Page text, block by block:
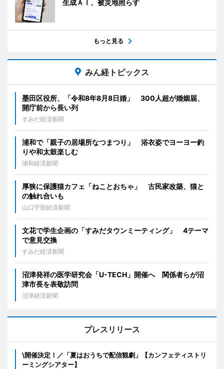
生成ＡＩ、被災地照らす
もっと見る
みん経トピックス
墨田区役所、「令和8年8月8日婚」 300人超が婚姻届、
開庁前から長い列
すみだ経済新聞
浦和で「親子の居場所なつまつり」 浴衣姿でヨーヨー釣
りや和太鼓楽しむ
浦和経済新聞
厚狭に保護猫カフェ「ねことおちゃ」 古民家改築、猫と
の触れ合いも
山口宇部経済新聞
文花で学生企画の「すみだタウンミーティング」 4テーマ
で意見交換
すみだ経済新聞
沼津発祥の医学研究会「U-TECH」開催へ 関係者らが沼
津市長を表敬訪問
沼津経済新聞
プレスリリース
\開催決定！／「夏はおうちで配信観劇」【カンフェティストリ
ーミングシアター】